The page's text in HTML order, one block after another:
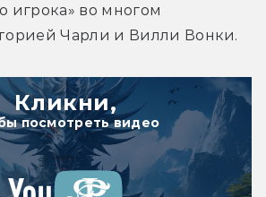
игрока» во многом
Чарли и Вилли Вонки.
Кликни,
посмотреть видео